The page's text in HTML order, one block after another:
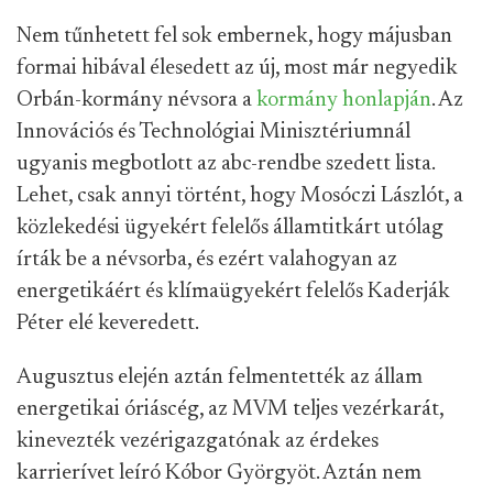
Nem tűnhetett fel sok embernek, hogy májusban
formai hibával élesedett az új, most már negyedik
Orbán-kormány névsora a kormány honlapján. Az
Innovációs és Technológiai Minisztériumnál
ugyanis megbotlott az abc-rendbe szedett lista.
Lehet, csak annyi történt, hogy Mosóczi Lászlót, a
közlekedési ügyekért felelős államtitkárt utólag
írták be a névsorba, és ezért valahogyan az
energetikáért és klímaügyekért felelős Kaderják
Péter elé keveredett.
Augusztus elején aztán felmentették az állam
energetikai óriáscég, az MVM teljes vezérkarát,
kinevezték vezérigazgatónak az érdekes
karrierívet leíró Kóbor Györgyöt. Aztán nem